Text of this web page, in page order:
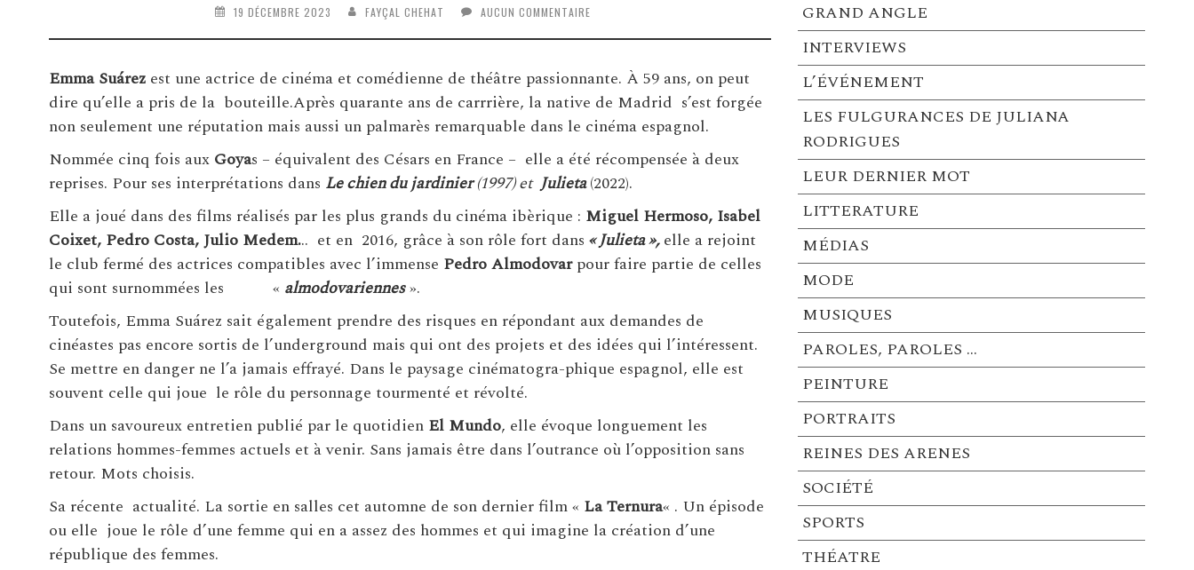
19 DÉCEMBRE 2023 FAYÇAL CHEHAT AUCUN COMMENTAIRE
Emma Suárezest une actrice de cinéma et comédienne de théâtre passionnante. À 59 ans, on peut
dire qu’elle a pris de la bouteille.Après quarante ans de carrrière, la native de Madrid s’est forgée
non seulement une réputation mais aussi un palmarès remarquable dans le cinéma espagnol.
Nommée cinq fois aux Goyas – équivalent des Césars en France – elle a été récompensée à deux
reprises. Pour ses interprétations dans Le chien du jardinier(1997) et Julieta (2022).
Elle a joué dans des films réalisés par les plus grands du cinéma ibèrique : Miguel Hermoso, Isabel
Coixet, Pedro Costa, Julio Medem... et en 2016, grâce à son rôle fort dans « Julieta »,elle a rejoint
le club fermé des actrices compatibles avec l’immense Pedro Almodovarpour faire partie de celles
qui sont surnommées les « almodovariennes».
Toutefois, Emma Suárez sait également prendre des risques en répondant aux demandes de
cinéastes pas encore sortis de l’underground mais qui ont des projets et des idées qui l’intéressent.
Se mettre en danger ne l’a jamais effrayé. Dans le paysage cinématogra-phique espagnol, elle est
souvent celle qui joue le rôle du personnage tourmenté et révolté.
Dans un savoureux entretien publié par le quotidien El Mundo, elle évoque longuement les
relations hommes-femmes actuels et à venir. Sans jamais être dans l’outrance où l’opposition sans
retour. Mots choisis.
Sa récente actualité. La sortie en salles cet automne de son dernier film « La Ternura« . Un épisode
ou elle joue le rôle d’une femme qui en a assez des hommes et qui imagine la création d’une
république des femmes.
GRAND ANGLE
INTERVIEWS
L’ÉVÉNEMENT
LES FULGURANCES DE JULIANA
RODRIGUES
LEUR DERNIER MOT
LITTERATURE
MÉDIAS
MODE
MUSIQUES
PAROLES, PAROLES …
PEINTURE
PORTRAITS
REINES DES ARENES
SOCIÉTÉ
SPORTS
THÉATRE